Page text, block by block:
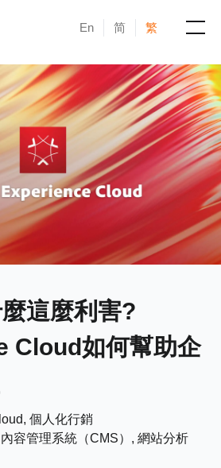
En 简 繁
這麼利害?
Cloud如何幫助企
個人化行銷
容管理系統（CMS）, 網站分析